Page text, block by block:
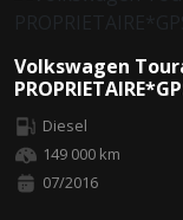
Volkswagen
Diesel
149 000 km
07/2016